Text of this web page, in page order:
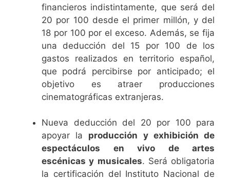
financieros indistintamente, que será del
20 por 100 desde el primer millón, y del
18 por 100 por el exceso. Además, se fija
una deducción del 15 por 100 de los
gastos realizados en territorio español,
que podrá percibirse por anticipado; el
objetivo es atraer producciones
cinematográficas extranjeras.
Nueva deducción del 20 por 100 para
apoyar la producción y exhibición de
espectáculos en vivo de artes
escénicas y musicales. Será obligatoria
la certificación del Instituto Nacional de